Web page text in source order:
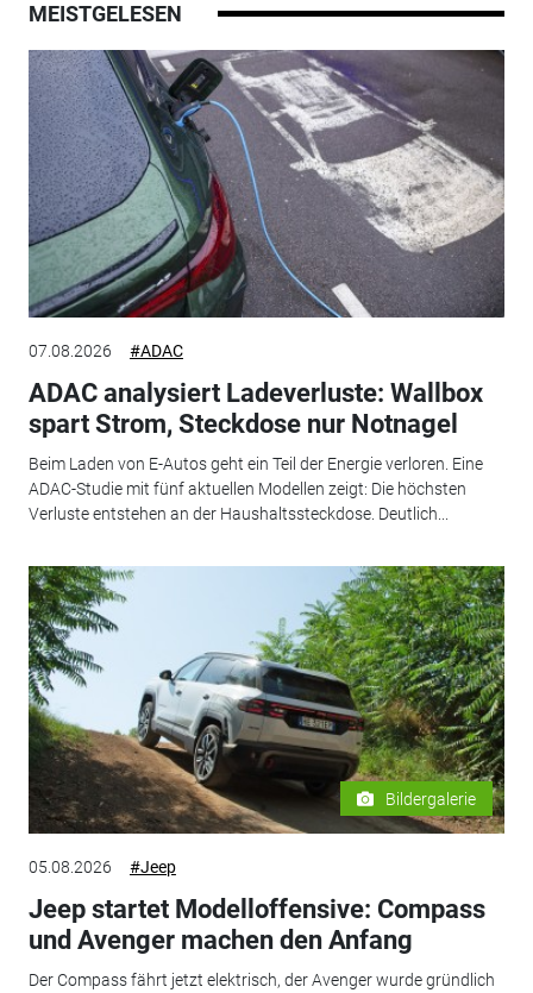
MEISTGELESEN
07.08.2026 #ADAC
ADAC analysiert Ladeverluste: Wallbox
spart Strom, Steckdose nur Notnagel
Beim Laden von E-Autos geht ein Teil der Energie verloren. Eine
ADAC-Studie mit fünf aktuellen Modellen zeigt: Die höchsten
Verluste entstehen an der Haushaltssteckdose. Deutlich...
Bildergalerie
05.08.2026 #Jeep
Jeep startet Modelloffensive: Compass
und Avenger machen den Anfang
Der Compass fährt jetzt elektrisch, der Avenger wurde gründlich